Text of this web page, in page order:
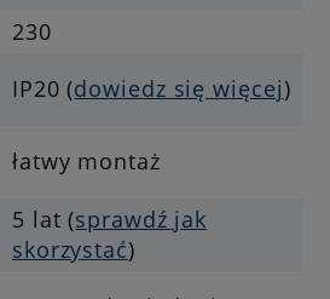
230
IP20 (dowiedz się więcej)
łatwy montaż
5 lat (sprawdź jak
skorzystać)